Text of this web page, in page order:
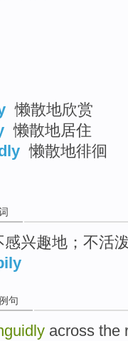
懒散地欣赏
懒散地居住
懒散地徘徊
感兴趣地；不活
句
across the